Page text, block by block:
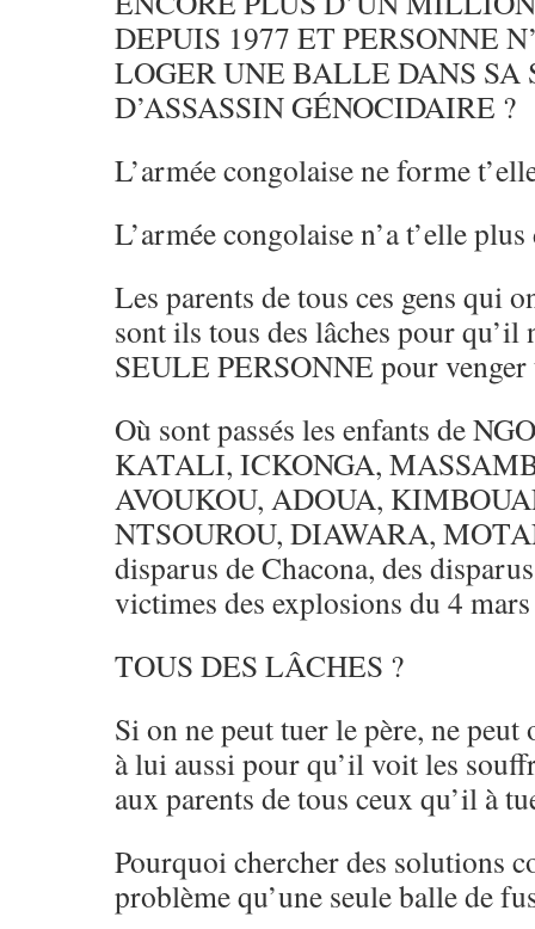
DEPUIS 1977 ET PERSONNE
LOGER UNE BALLE DANS SA
D’ASSASSIN GÉNOCIDAIRE ?
L’armée congolaise ne forme
L’armée congolaise n’a t’elle
Les parents de tous ces gens qui
sont ils tous des lâches pour
SEULE PERSONNE pour
Où sont passés les enfants de
KATALI, ICKONGA,
AVOUKOU, ADOUA,
NTSOUROU, DIAWARA,
disparus de Chacona, des
victimes des explosions du 4
TOUS DES LÂCHES ?
Si on ne peut tuer le père, ne peut
à lui aussi pour qu’il voit les
aux parents de tous ceux qu’il à
Pourquoi chercher des solutions
problème qu’une seule balle de